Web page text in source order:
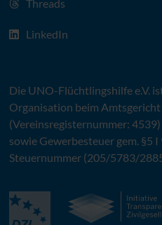
Threads
LinkedIn
Die UNO-Flüchtlingshilfe e.V.
Organisation beim
(Vereinsregisternummer:
sowie Gewerbesteuer gem. §5
Steuernummer (205/5783/